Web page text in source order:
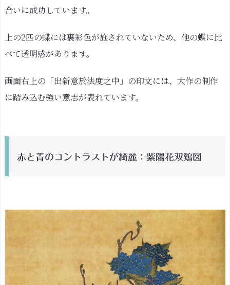
老
白
図
穏
風
と
オ
リ：
紅
合いに成功しています。
上の2匹の蝶には裏彩色が施されていないため、他の蝶に比
べて透明感があります。
画面右上の「出新意於法度之中」の印文には、大作の制作
に踏み込む強い意志が表れています。
赤と青のコントラストが綺麗：紫陽花双鶏図